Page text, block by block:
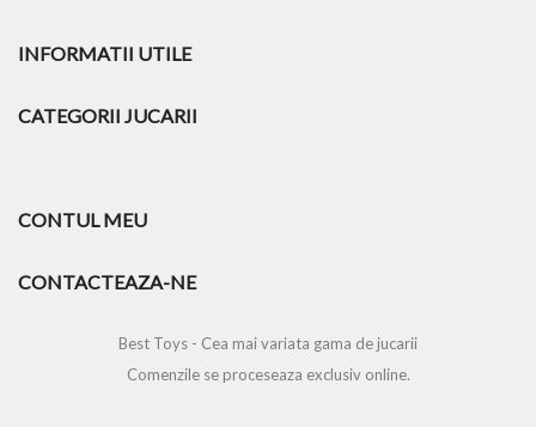
INFORMATII UTILE
CATEGORII JUCARII
CONTUL MEU
CONTACTEAZA-NE
Best Toys - Cea mai variata gama de jucarii
Comenzile se proceseaza exclusiv online.